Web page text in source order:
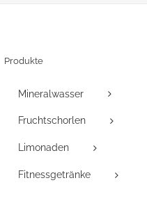
Produkte
Mineralwasser
Fruchtschorlen
Limonaden
Fitnessgetränke